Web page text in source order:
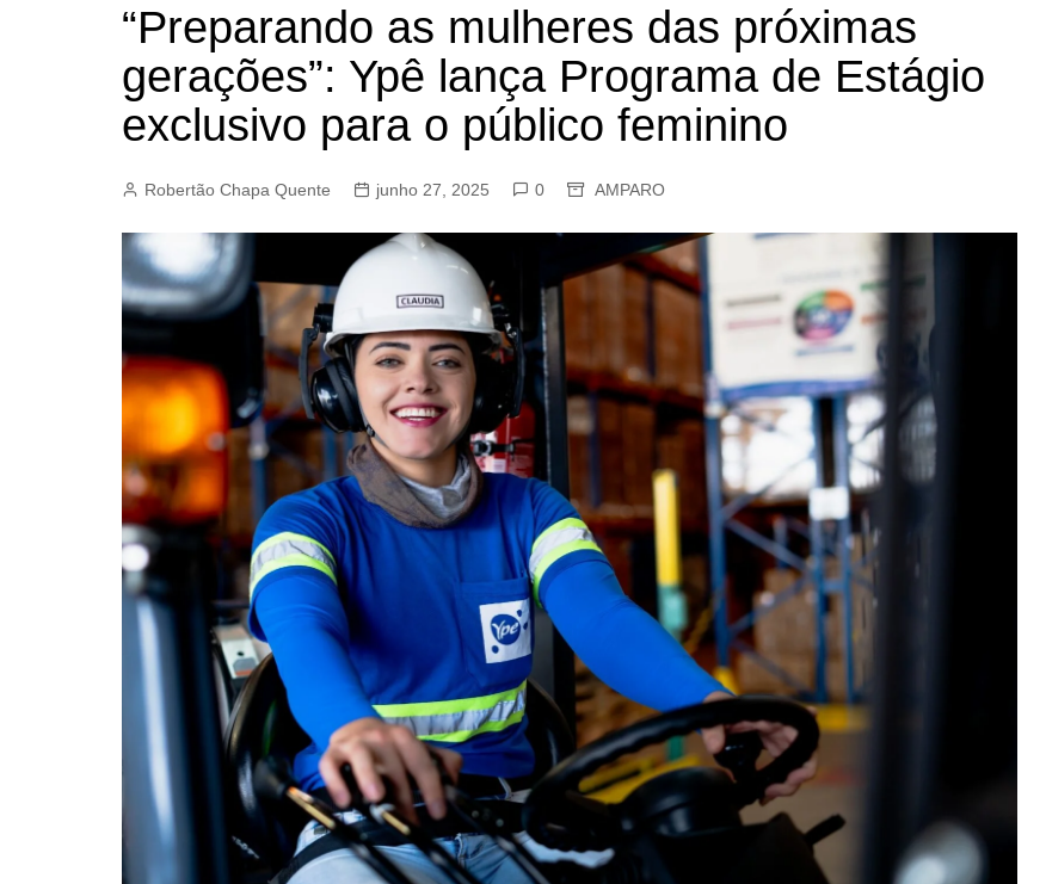
BARRETOS
CAMPINAS
ESTIVA GERBI
JAGUARIÚNA
JUNDIAÍ
MOGI GUAÇU
MOGI MIRIM
PAULÍNIA
PEDREIRA
RIBEIRÃO PRETO
“Preparando as mulheres das próximas
gerações”: Ypê lança Programa de Estágio
exclusivo para o público feminino
Robertão Chapa Quente junho 27, 2025 0 AMPARO